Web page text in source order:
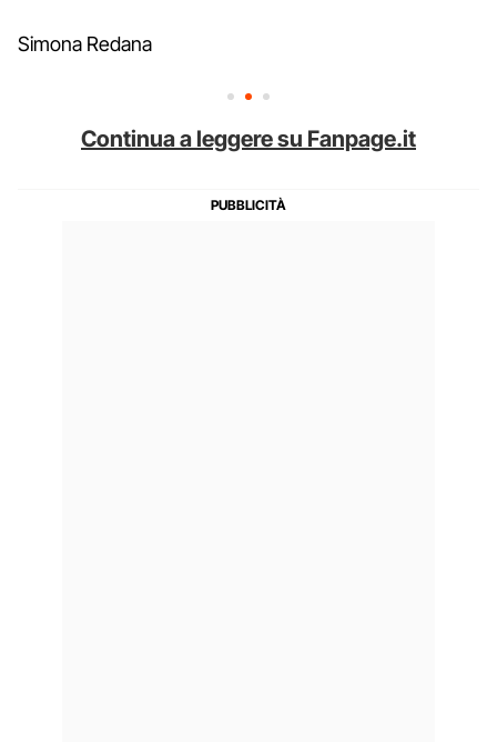
Simona Redana
Continua a leggere su Fanpage.it